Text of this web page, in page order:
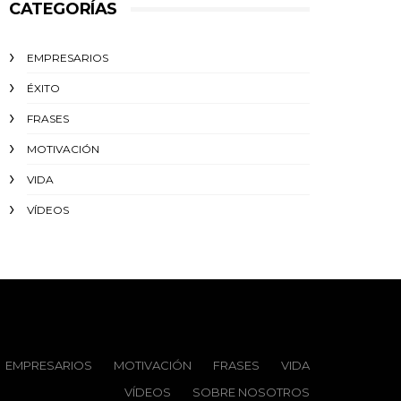
CATEGORÍAS
EMPRESARIOS
ÉXITO‬
FRASES
MOTIVACIÓN
VIDA
VÍDEOS
EMPRESARIOS MOTIVACIÓN FRASES
VIDA
VÍDEOS
SOBRE NOSOTROS